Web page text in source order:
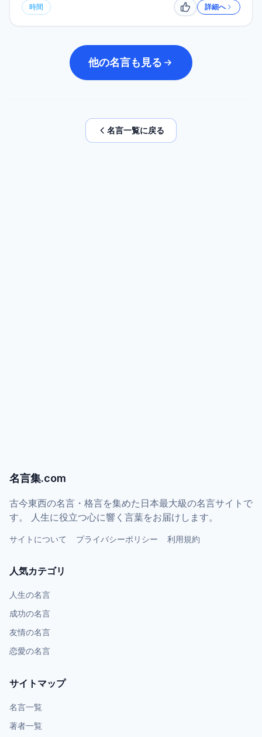
時間 いいね詳細へ
他の名言も見る
名言一覧に戻る
名言集.com
古今東西の名言・格言を集めた日本最大級の名言サイトで
す。 人生に役立つ心に響く言葉をお届けします。
サイトについて プライバシーポリシー 利用規約
人気カテゴリ
人生の名言
成功の名言
友情の名言
恋愛の名言
サイトマップ
名言一覧
著者一覧